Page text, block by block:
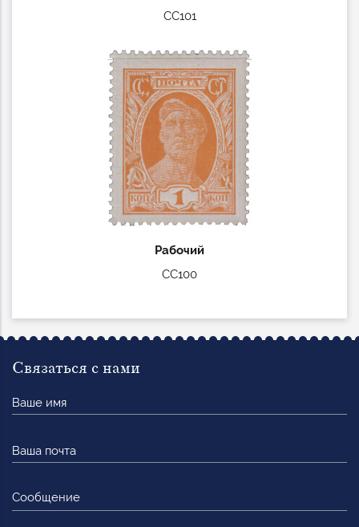
СС101
Рабочий
СС100
Связаться с нами
имя
почта
Сообщение